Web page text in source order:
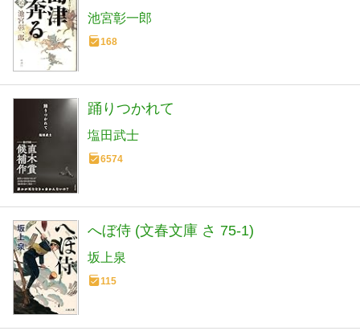
池宮彰一郎
168
踊りつかれて
塩田武士
6574
へぼ侍 (文春文庫 さ 75-1)
坂上泉
115